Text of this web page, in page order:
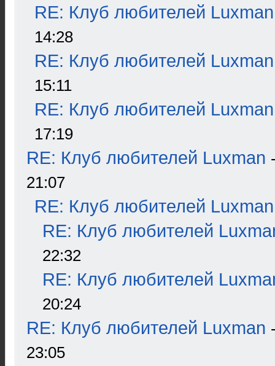
RE: Клуб любителей Luxman
14:28
RE: Клуб любителей Luxman
15:11
RE: Клуб любителей Luxman
17:19
RE: Клуб любителей Luxman
21:07
RE: Клуб любителей Luxman
RE: Клуб любителей
22:32
RE: Клуб любителей
20:24
RE: Клуб любителей Luxman
23:05